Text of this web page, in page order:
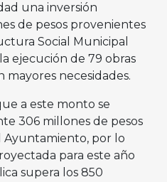
una inversión
de pesos provenientes
Social Municipal
ejecución de 79 obras
mayores necesidades.
a este monto se
306 millones de pesos
Ayuntamiento, por lo
para este año
supera los 850